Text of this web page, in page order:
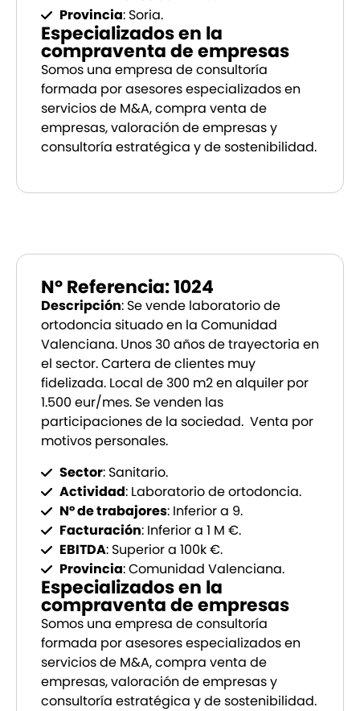
Provincia: Soria.
Especializados en la
compraventa de empresas
Somos una empresa de consultoría
formada por asesores especializados en
servicios de M&A, compra venta de
empresas, valoración de empresas y
consultoría estratégica y de sostenibilidad.
Nº Referencia: 1024
Descripción: Se vende laboratorio de
ortodoncia situado en la Comunidad
Valenciana. Unos 30 años de trayectoria en
el sector. Cartera de clientes muy
fidelizada. Local de 300 m2 en alquiler por
1.500 eur/mes. Se venden las
participaciones de la sociedad. Venta por
motivos personales.
Sector: Sanitario.
Actividad: Laboratorio de ortodoncia.
Nº de trabajores: Inferior a 9.
Facturación: Inferior a 1 M €.
EBITDA: Superior a 100k €.
Provincia: Comunidad Valenciana.
Especializados en la
compraventa de empresas
Somos una empresa de consultoría
formada por asesores especializados en
servicios de M&A, compra venta de
empresas, valoración de empresas y
consultoría estratégica y de sostenibilidad.